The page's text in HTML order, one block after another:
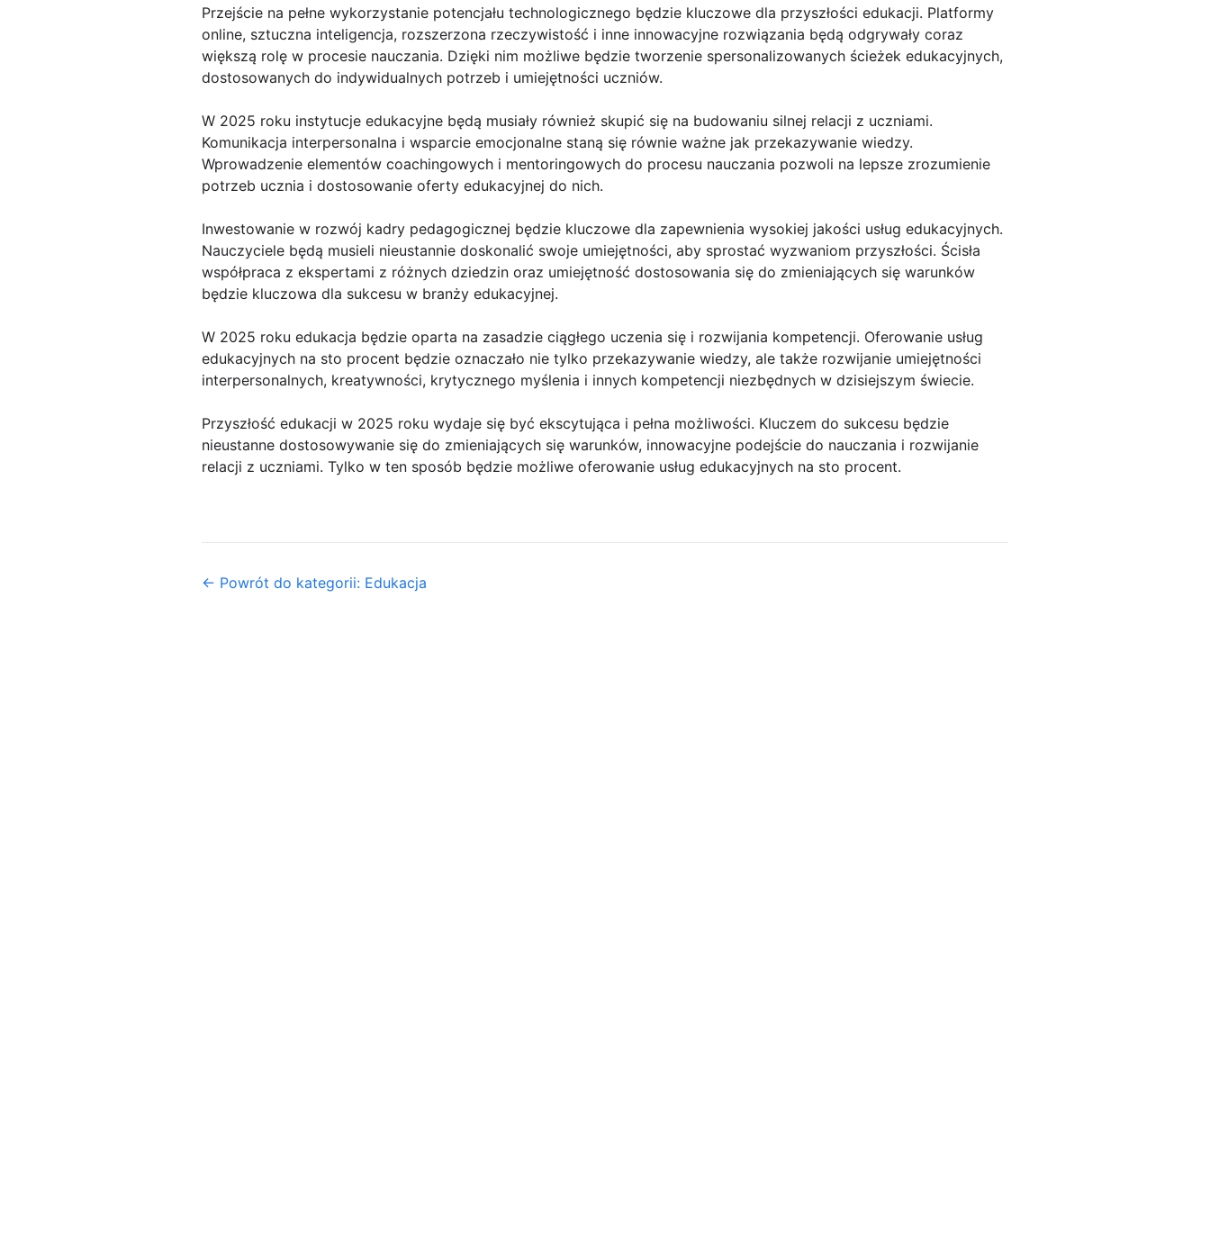
Przejście na pełne wykorzystanie potencjału technologicznego będzie kluczowe dla przyszłości edukacji. Platformy
online, sztuczna inteligencja, rozszerzona rzeczywistość i inne innowacyjne rozwiązania będą odgrywały coraz
większą rolę w procesie nauczania. Dzięki nim możliwe będzie tworzenie spersonalizowanych ścieżek edukacyjnych,
dostosowanych do indywidualnych potrzeb i umiejętności uczniów.
W 2025 roku instytucje edukacyjne będą musiały również skupić się na budowaniu silnej relacji z uczniami.
Komunikacja interpersonalna i wsparcie emocjonalne staną się równie ważne jak przekazywanie wiedzy.
Wprowadzenie elementów coachingowych i mentoringowych do procesu nauczania pozwoli na lepsze zrozumienie
potrzeb ucznia i dostosowanie oferty edukacyjnej do nich.
Inwestowanie w rozwój kadry pedagogicznej będzie kluczowe dla zapewnienia wysokiej jakości usług edukacyjnych.
Nauczyciele będą musieli nieustannie doskonalić swoje umiejętności, aby sprostać wyzwaniom przyszłości. Ścisła
współpraca z ekspertami z różnych dziedzin oraz umiejętność dostosowania się do zmieniających się warunków
będzie kluczowa dla sukcesu w branży edukacyjnej.
W 2025 roku edukacja będzie oparta na zasadzie ciągłego uczenia się i rozwijania kompetencji. Oferowanie usług
edukacyjnych na sto procent będzie oznaczało nie tylko przekazywanie wiedzy, ale także rozwijanie umiejętności
interpersonalnych, kreatywności, krytycznego myślenia i innych kompetencji niezbędnych w dzisiejszym świecie.
Przyszłość edukacji w 2025 roku wydaje się być ekscytująca i pełna możliwości. Kluczem do sukcesu będzie
nieustanne dostosowywanie się do zmieniających się warunków, innowacyjne podejście do nauczania i rozwijanie
relacji z uczniami. Tylko w ten sposób będzie możliwe oferowanie usług edukacyjnych na sto procent.
← Powrót do kategorii: Edukacja